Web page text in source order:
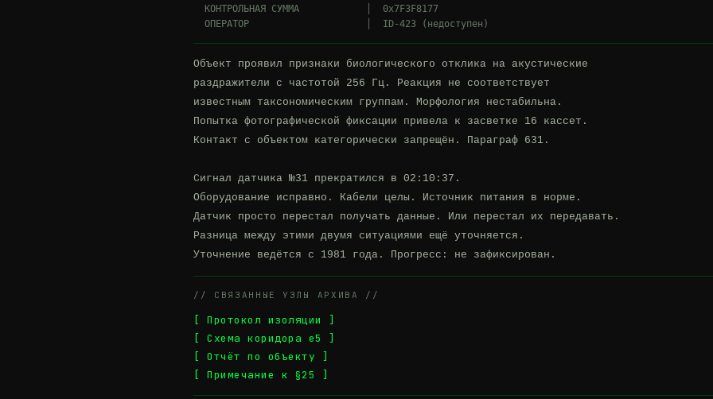
  КОНТРОЛЬНАЯ СУММА            │  0x7F3F8177
Объект проявил признаки биологического отклика на акустические
раздражители с частотой 256 Гц. Реакция не соответствует
известным таксономическим группам. Морфология нестабильна.
Попытка фотографической фиксации привела к засветке 16 кассет.
Контакт с объектом категорически запрещён. Параграф 631.
Сигнал датчика №31 прекратился в 02:10:37.
Оборудование исправно. Кабели целы. Источник питания в норме.
Датчик просто перестал получать данные. Или перестал их передавать.
Разница между этими двумя ситуациями ещё уточняется.
Уточнение ведётся с 1981 года. Прогресс: не зафиксирован.
// СВЯЗАННЫЕ УЗЛЫ АРХИВА //
[ Протокол изоляции ]
[ Схема коридора e5 ]
[ Отчёт по объекту ]
[ Примечание к §25 ]